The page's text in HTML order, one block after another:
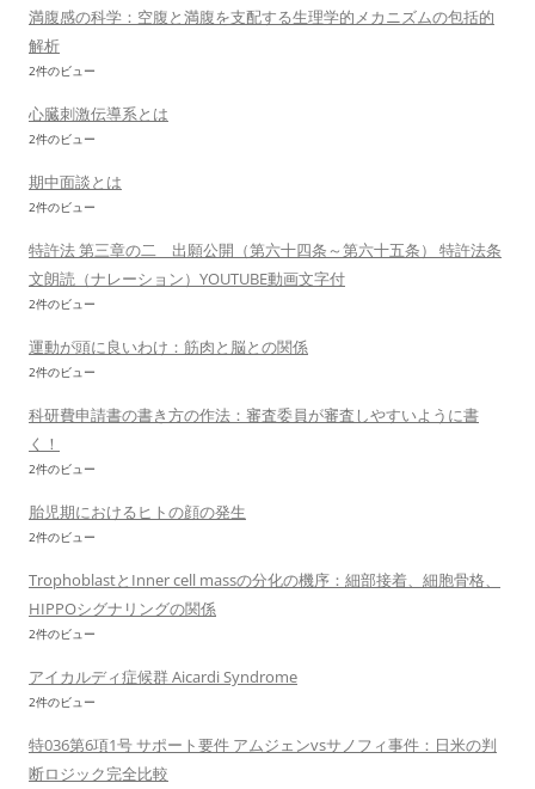
満腹感の科学：空腹と満腹を支配する生理学的メカニズムの包括的
解析
2件のビュー
心臓刺激伝導系とは
2件のビュー
期中面談とは
2件のビュー
特許法 第三章の二 出願公開（第六十四条～第六十五条） 特許法条
文朗読（ナレーション）YOUTUBE動画文字付
2件のビュー
運動が頭に良いわけ：筋肉と脳との関係
2件のビュー
科研費申請書の書き方の作法：審査委員が審査しやすいように書
く！
2件のビュー
胎児期におけるヒトの顔の発生
2件のビュー
TrophoblastとInner cell massの分化の機序：細部接着、細胞骨格、
HIPPOシグナリングの関係
2件のビュー
アイカルディ症候群 Aicardi Syndrome
2件のビュー
特036第6項1号 サポート要件 アムジェンvsサノフィ事件：日米の判
断ロジック完全比較